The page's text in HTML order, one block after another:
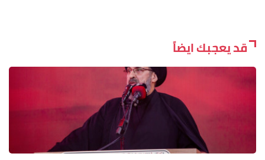
قد يعجبك ايضاً